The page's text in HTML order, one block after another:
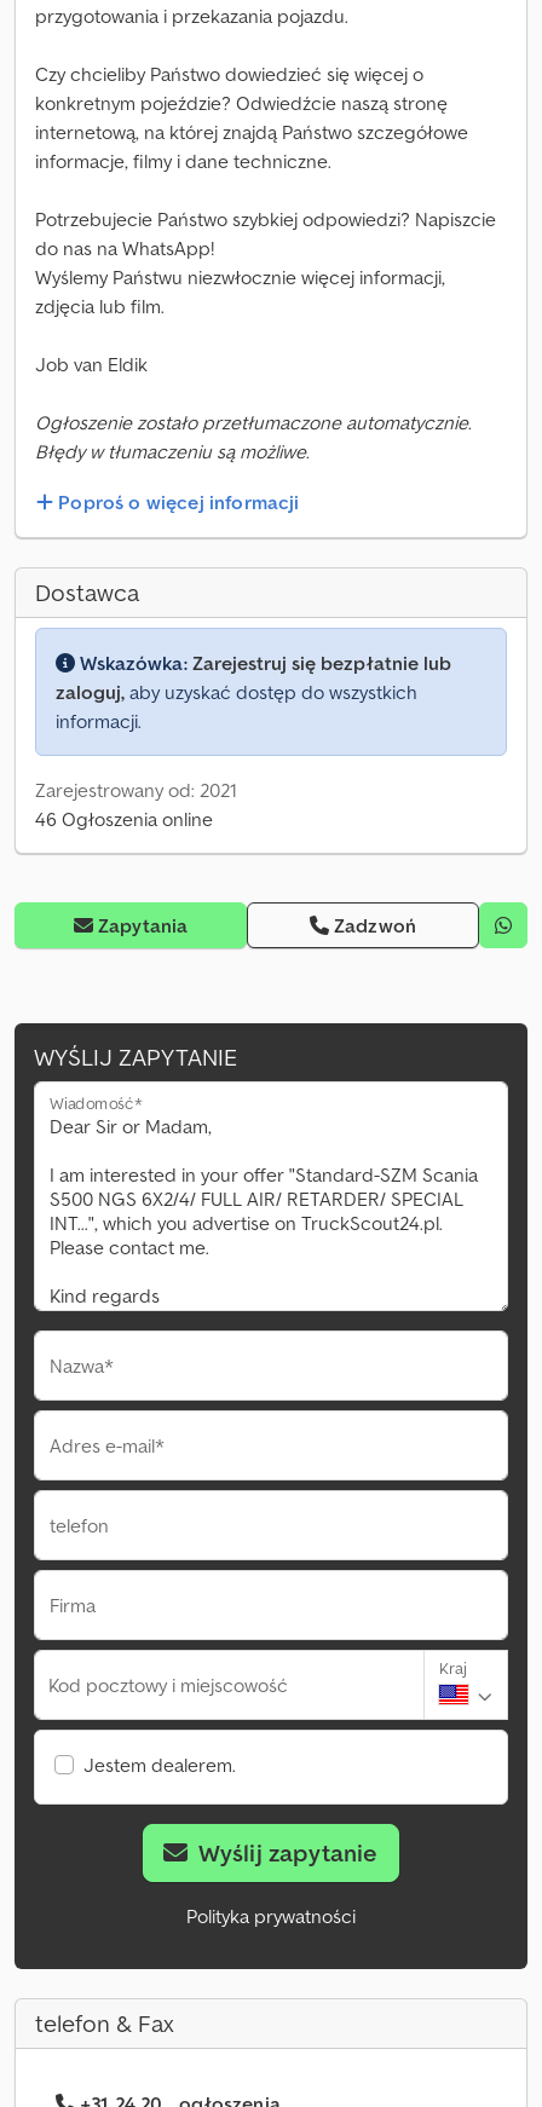
przygotowania i przekazania pojazdu.
Czy chcieliby Państwo dowiedzieć się więcej o
konkretnym pojeździe? Odwiedźcie naszą stronę
internetową, na której znajdą Państwo szczegółowe
informacje, filmy i dane techniczne.
Potrzebujecie Państwo szybkiej odpowiedzi? Napiszcie
do nas na WhatsApp!
Wyślemy Państwu niezwłocznie więcej informacji,
zdjęcia lub film.
Job van Eldik
Ogłoszenie zostało przetłumaczone automatycznie.
Błędy w tłumaczeniu są możliwe.
Poproś o więcej informacji
Dostawca
Wskazówka: Zarejestruj się bezpłatnie lub
zaloguj, aby uzyskać dostęp do wszystkich
informacji.
Zarejestrowany od: 2021
46 Ogłoszenia online
Zapytania Zadzwoń
WYŚLIJ ZAPYTANIE
Wiadomość*
Nazwa*
Adres e-mail*
telefon
Firma
Kod pocztowy i miejscowość
Kraj
Jestem dealerem.
Wyślij zapytanie
Polityka prywatności
telefon & Fax